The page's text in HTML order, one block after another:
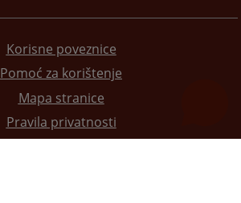
Korisne poveznice
Pomoć za korištenje
Mapa stranice
Pravila privatnosti